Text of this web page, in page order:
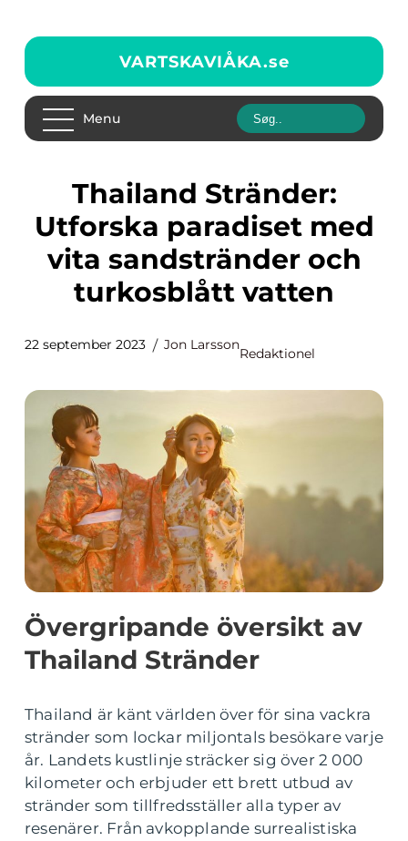
VARTSKAVIÅKA.se
Menu
Thailand Stränder:
Utforska paradiset med
vita sandstränder och
turkosblått vatten
22 september 2023 Jon Larsson
Redaktionel
Övergripande översikt av
Thailand Stränder
Thailand är känt världen över för sina vackra
stränder som lockar miljontals besökare varje
år. Landets kustlinje sträcker sig över 2 000
kilometer och erbjuder ett brett utbud av
stränder som tillfredsställer alla typer av
resenärer. Från avkopplande surrealistiska